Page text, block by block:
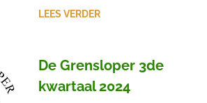
LEES VERDER
De Grensloper 3de
kwartaal 2024